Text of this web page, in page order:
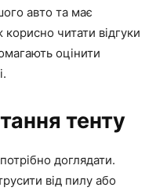
авто та має
корисно читати відгуки
оцінити
тенту
доглядати.
від пилу або